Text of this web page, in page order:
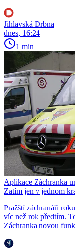
Jihlavská Drbna
dnes, 16:24
1 min
Aplikace Záchranka
Zatím jen v jednom
Pražští záchranáři
víc než rok předtím.
Záchranka novou